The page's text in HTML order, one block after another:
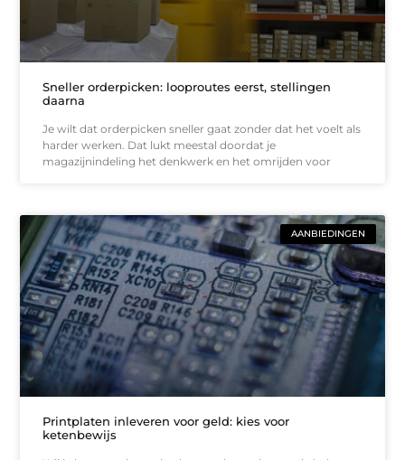
Sneller orderpicken: looproutes eerst, stellingen
daarna
Je wilt dat orderpicken sneller gaat zonder dat het voelt als
harder werken. Dat lukt meestal doordat je
magazijnindeling het denkwerk en het omrijden voor
AANBIEDINGEN
Printplaten inleveren voor geld: kies voor
ketenbewijs